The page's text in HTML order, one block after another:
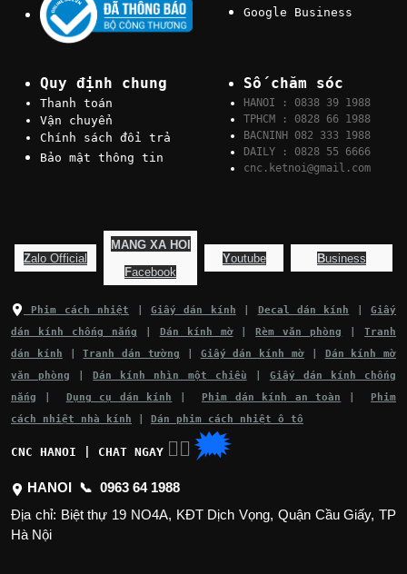
Google Business
Quy định chung
Thanh toán
Vận chuyển
Chính sách đổi trả
Bảo mật thông tin
Số chăm sóc
HANOI : 0838 39 1988
TPHCM : 0828 66 1988
BACNINH 082 333 1988
DAILY : 0828 55 6666
cnc.ketnoi@gmail.com
Zalo Official
MANG XA HOI
Facebook
Youtube Business
Phim cách nhiệt Giấy dán kính Decal dán kính |Giấy
dán kính chống nắng
Dán kính mờ Rèm văn phòng |Tranh
dán kính
Tranh dán tường Giấy dán kính mờ
Dán kính mờ
văn phòng
Dán kính nhìn một chiều
Giấy dán kính chống
nắng
Dụng cụ dán kính Phim dán kính an toàn
Phim
cách nhiệt nhà kính
Dán phim cách nhiệt ô tô
CNC HANOI | CHAT NGAY 👉🏽 🗯
HANOI 📞 0963 64 1988
Địa chỉ: Biệt thự 19 NO4A, KĐT Dịch Vọng, Quận Cầu Giấy, TP
Hà Nội